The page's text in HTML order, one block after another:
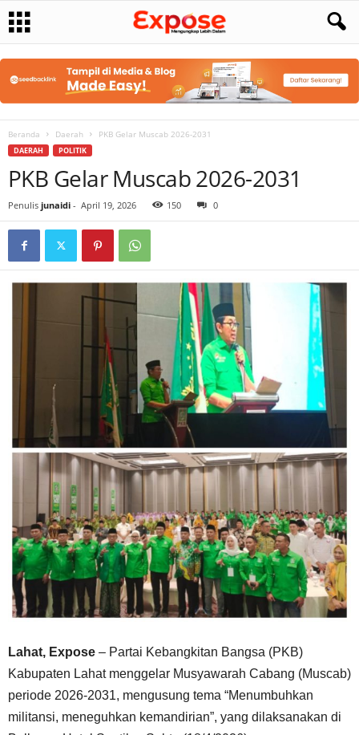
Beranda Daerah PKB Gelar Muscab 2026-2031
DAERAH POLITIK
PKB Gelar Muscab 2026-2031
Penulis junaidi - April 19, 2026 150 0
Lahat, Expose – Partai Kebangkitan Bangsa (PKB)
Kabupaten Lahat menggelar Musyawarah Cabang (Muscab)
periode 2026-2031, mengusung tema “Menumbuhkan
militansi, meneguhkan kemandirian”, yang dilaksanakan di